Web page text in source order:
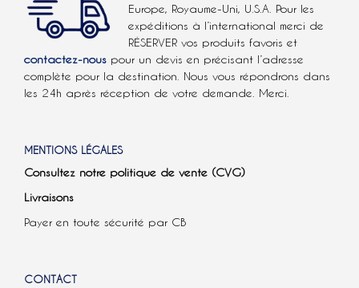
Europe, Royaume-Uni, U.S.A. Pour les
expéditions à l’international merci de
RÉSERVER vos produits favoris et
contactez-nous pour un devis en précisant l’adresse
complète pour la destination. Nous vous répondrons dans
les 24h après réception de votre demande. Merci.
MENTIONS LÉGALES
Consultez notre politique de vente (CVG)
Livraisons
Payer en toute sécurité par CB
CONTACT